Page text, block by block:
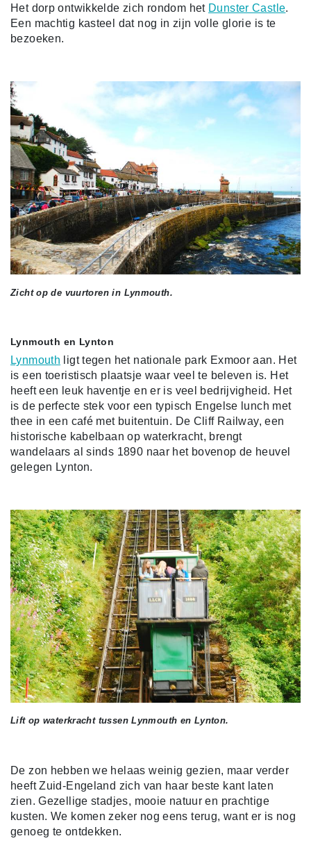
Het dorp ontwikkelde zich rondom het Dunster Castle.
Een machtig kasteel dat nog in zijn volle glorie is te
bezoeken.
Zicht op de vuurtoren in Lynmouth.
Lynmouth en Lynton
Lynmouth ligt tegen het nationale park Exmoor aan. Het
is een toeristisch plaatsje waar veel te beleven is. Het
heeft een leuk haventje en er is veel bedrijvigheid. Het
is de perfecte stek voor een typisch Engelse lunch met
thee in een café met buitentuin. De Cliff Railway, een
historische kabelbaan op waterkracht, brengt
wandelaars al sinds 1890 naar het bovenop de heuvel
gelegen Lynton.
Lift op waterkracht tussen Lynmouth en Lynton.
De zon hebben we helaas weinig gezien, maar verder
heeft Zuid-Engeland zich van haar beste kant laten
zien. Gezellige stadjes, mooie natuur en prachtige
kusten. We komen zeker nog eens terug, want er is nog
genoeg te ontdekken.